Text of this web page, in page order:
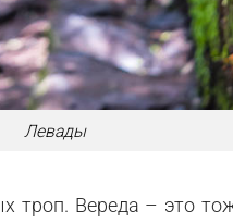
Левады
троп. Вереда – это